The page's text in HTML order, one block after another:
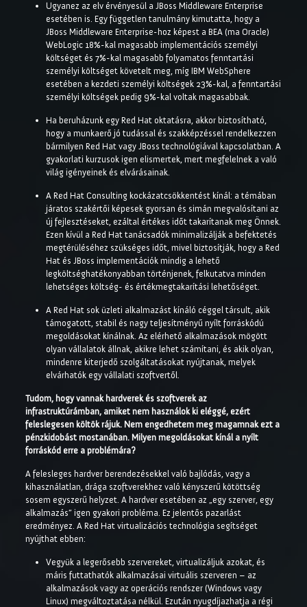
Ugyanez az elv érvényesül a JBoss Middleware Enterprise
esetében is. Egy független tanulmány kimutatta, hogy a
JBoss Middleware Enterprise-hoz képest a BEA (ma Oracle)
WebLogic 18%-kal magasabb implementációs személyi
költséget és 7%-kal magasabb folyamatos fenntartási
személyi költséget követelt meg, míg IBM WebSphere
esetében a kezdeti személyi költségek 23%-kal, a fenntartási
személyi költségek pedig 9%-kal voltak magasabbak.
Ha beruházunk egy Red Hat oktatásra, akkor biztosítható,
hogy a munkaerő jó tudással és szakképzéssel rendelkezzen
bármilyen Red Hat vagy JBoss technológiával kapcsolatban. A
gyakorlati kurzusok igen elismertek, mert megfelelnek a való
világ igényeinek és elvárásainak.
A Red Hat Consulting kockázatcsökkentést kínál: a témában
járatos szakértői képesek gyorsan és simán megvalósítani az
új fejlesztéseket, ezáltal értékes időt takarítanak meg Önnek.
Ezen kívül a Red Hat tanácsadók minimalizálják a befektetés
megtérüléséhez szükséges időt, mivel biztosítják, hogy a Red
Hat és JBoss implementációk mindig a lehető
legköltséghatékonyabban történjenek, felkutatva minden
lehetséges költség- és értékmegtakarítási lehetőséget.
A Red Hat sok üzleti alkalmazást kínáló céggel társult, akik
támogatott, stabil és nagy teljesítményű nyílt forráskódú
megoldásokat kínálnak. Az elérhető alkalmazások mögött
olyan vállalatok állnak, akikre lehet számítani, és akik olyan,
mindenre kiterjedő szolgáltatásokat nyújtanak, melyek
elvárhatók egy vállalati szoftvertől.
Tudom, hogy vannak hardverek és szoftverek az
infrastruktúrámban, amiket nem használok ki eléggé, ezért
feleslegesen költök rájuk. Nem engedhetem meg magamnak ezt a
pénzkidobást mostanában. Milyen megoldásokat kínál a nyílt
forráskód erre a problémára?
A felesleges hardver berendezésekkel való bajlódás, vagy a
kihasználatlan, drága szoftverekhez való kényszerű kötöttség
sosem egyszerű helyzet. A hardver esetében az „egy szerver, egy
alkalmazás” igen gyakori probléma. Ez jelentős pazarlást
eredményez. A Red Hat virtualizációs technológia segítséget
nyújthat ebben:
Vegyük a legerősebb szervereket, virtualizáljuk azokat, és
máris futtathatók alkalmazásai virtuális szerveren – az
alkalmazások vagy az operációs rendszer (Windows vagy
Linux) megváltoztatása nélkül. Ezután nyugdíjazhatja a régi